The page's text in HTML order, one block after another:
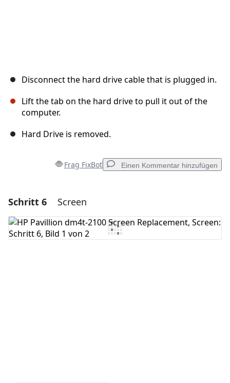
Disconnect the hard drive cable that is plugged in.
Lift the tab on the hard drive to pull it out of the
computer.
Hard Drive is removed.
Frag FixBot Einen Kommentar hinzufügen
Einen Kommentar hinzufügen
Kommentar hinzufügen
Schritt 6 Screen